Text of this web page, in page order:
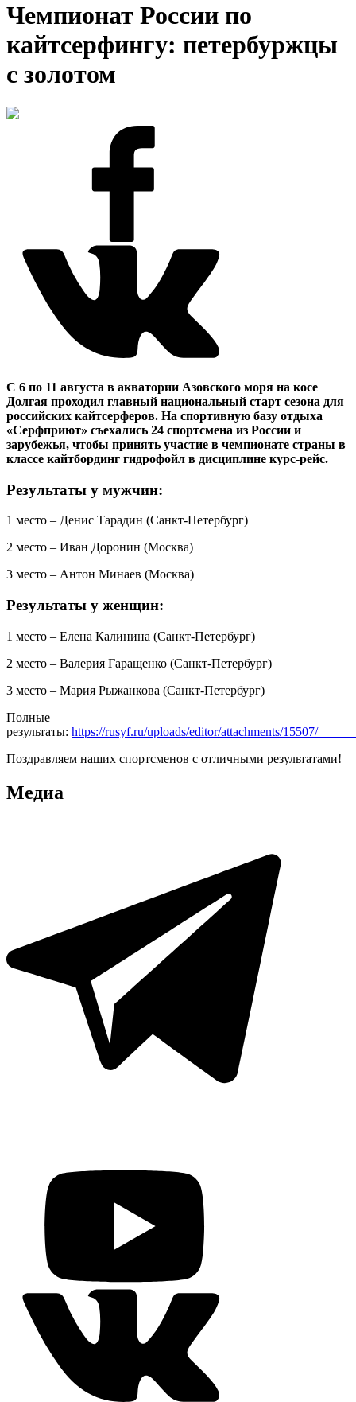
Чемпионат России по
кайтсерфингу: петербуржцы
с золотом
С 6 по 11 августа в акватории Азовского моря на косе
Долгая проходил главный национальный старт сезона для
российских кайтсерферов. На спортивную базу отдыха
«Серфприют» съехались 24 спортсмена из России и
зарубежья, чтобы принять участие в чемпионате страны в
классе кайтбординг гидрофойл в дисциплине курс-рейс.
Результаты у мужчин:
1 место – Денис Тарадин (Санкт-Петербург)
2 место – Иван Доронин (Москва)
3 место – Антон Минаев (Москва)
Результаты у женщин:
1 место – Елена Калинина (Санкт-Петербург)
2 место – Валерия Гаращенко (Санкт-Петербург)
3 место – Мария Рыжанкова (Санкт-Петербург)
Полные
результаты: https://rusyf.ru/uploads/editor/attachments/15507/
Поздравляем наших спортсменов с отличными результатами!
Медиа